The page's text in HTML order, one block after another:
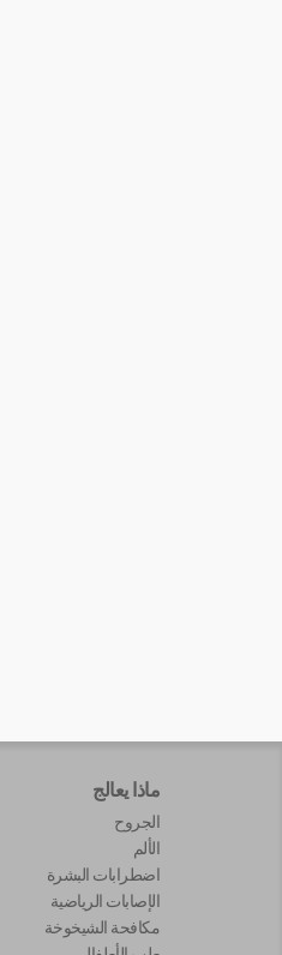
ماذا يعالج
الجروح
الألم
اضطرابات البشرة
الإصابات الرياضية
مكافحة الشيخوخة